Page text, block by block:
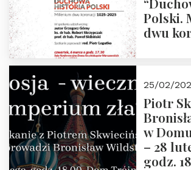
Polski.
dwu
2025 r.
DAW
17/19
25/02/
Piotr
w
– 28
godz.